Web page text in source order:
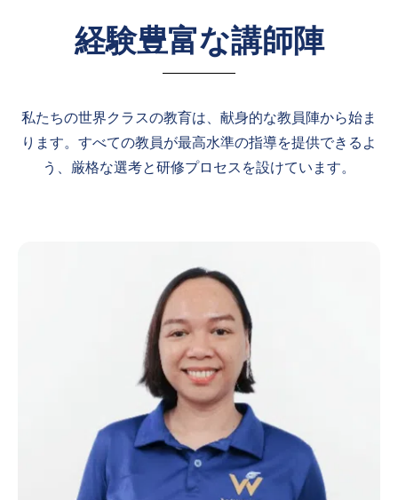
経験豊富な講師陣
私たちの世界クラスの教育は、献身的な教員陣から始ま
ります。すべての教員が最高水準の指導を提供できるよ
う、厳格な選考と研修プロセスを設けています。